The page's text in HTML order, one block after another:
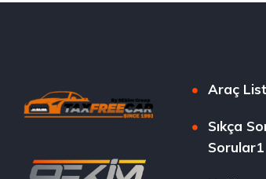
Araç
Sıkça
Sorular1